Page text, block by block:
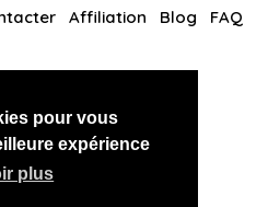
pour vous
expérience
plus
Affiliation Blog FAQ
RussianKisses